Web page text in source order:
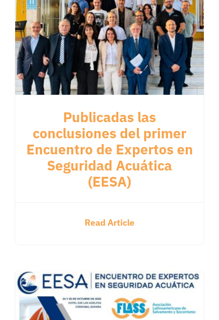
Publicadas las
conclusiones del primer
Encuentro de Expertos en
Seguridad Acuática
(EESA)
Read Article